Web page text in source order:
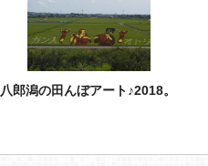
八郎潟の田んぼアート♪2018。